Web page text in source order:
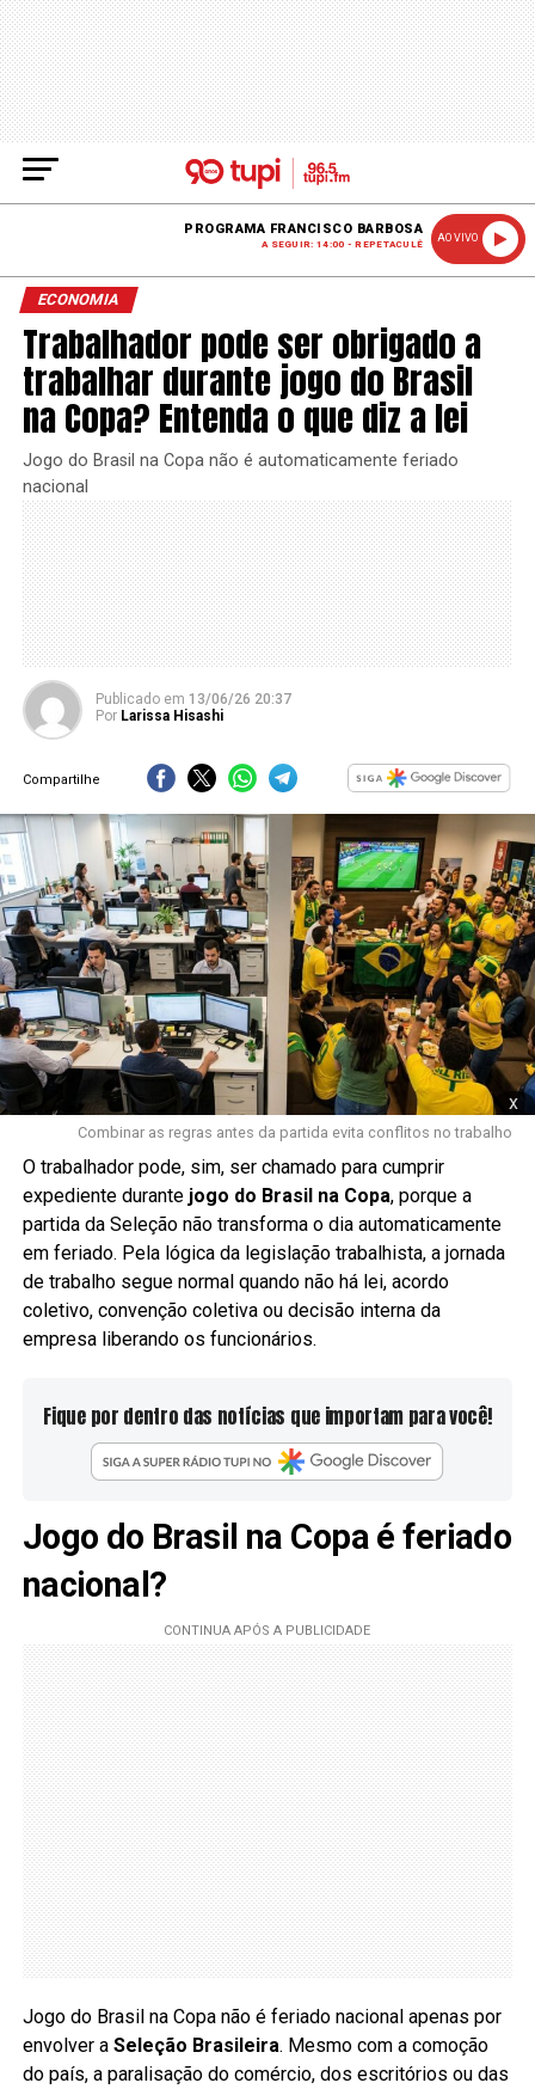
PROGRAMA FRANCISCO BARBOSA
A SEGUIR: 14:00 - REPETACULÊ
AO VIVO
ECONOMIA
Trabalhador pode ser obrigado a
trabalhar durante jogo do Brasil
na Copa? Entenda o que diz a lei
Jogo do Brasil na Copa não é automaticamente feriado
nacional
Publicado em 13/06/26 20:37
Por Larissa Hisashi
Compartilhe
x
Combinar as regras antes da partida evita conflitos no trabalho
O trabalhador pode, sim, ser chamado para cumprir
expediente durante jogo do Brasil na Copa, porque a
partida da Seleção não transforma o dia automaticamente
em feriado. Pela lógica da legislação trabalhista, a jornada
de trabalho segue normal quando não há lei, acordo
coletivo, convenção coletiva ou decisão interna da
empresa liberando os funcionários.
Fique por dentro das notícias que importam para você!
Jogo do Brasil na Copa é feriado
nacional?
Jogo do Brasil na Copa não é feriado nacional apenas por
envolver a Seleção Brasileira. Mesmo com a comoção
do país, a paralisação do comércio, dos escritórios ou das